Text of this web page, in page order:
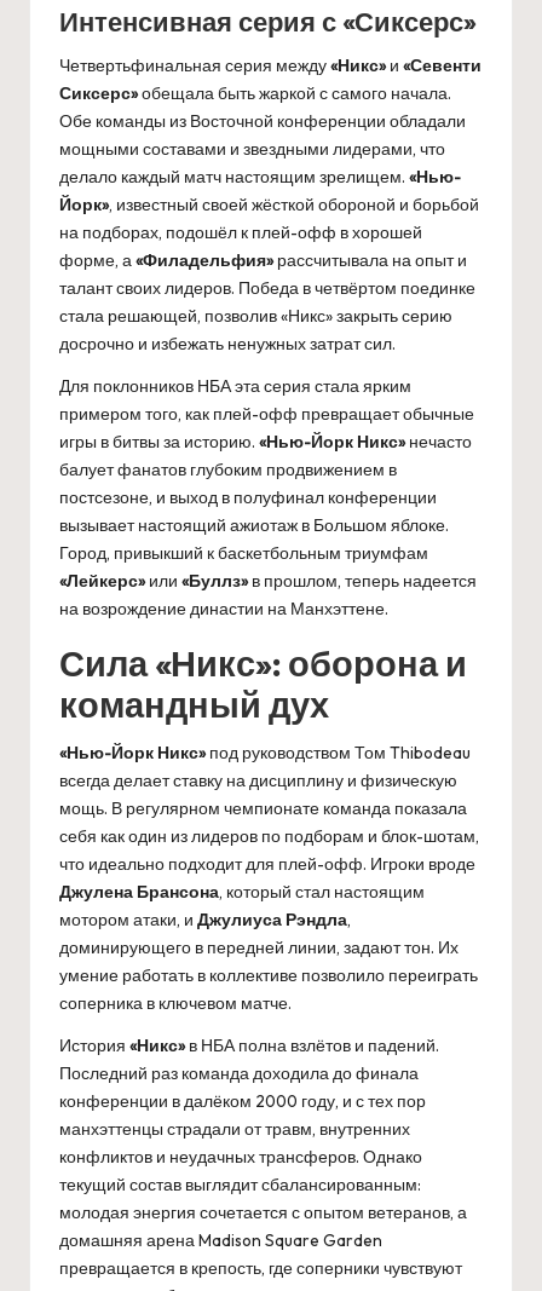
Интенсивная серия с «Сиксерс»
Четвертьфинальная серия между«Никс»и «Севенти
Сиксерс»обещала быть жаркой с самого начала.
Обе команды из Восточной конференции обладали
мощными составами и звездными лидерами, что
делало каждый матч настоящим зрелищем. «Нью-
Йорк», известный своей жёсткой обороной и борьбой
на подборах, подошёл к плей-офф в хорошей
форме, а«Филадельфия»рассчитывала на опыт и
талант своих лидеров. Победа в четвёртом поединке
стала решающей, позволив «Никс» закрыть серию
досрочно и избежать ненужных затрат сил.
Для поклонников НБА эта серия стала ярким
примером того, как плей-офф превращает обычные
игры в битвы за историю. «Нью-Йорк Никс»нечасто
балует фанатов глубоким продвижением в
постсезоне, и выход в полуфинал конференции
вызывает настоящий ажиотаж в Большом яблоке.
Город, привыкший к баскетбольным триумфам
«Лейкерс»или «Буллз»в прошлом, теперь надеется
на возрождение династии на Манхэттене.
Сила «Никс»: оборона и
командный дух
«Нью-Йорк Никс»под руководством Том Thibodeau
всегда делает ставку на дисциплину и физическую
мощь. В регулярном чемпионате команда показала
себя как один из лидеров по подборам и блок-шотам,
что идеально подходит для плей-офф. Игроки вроде
Джулена Брансона, который стал настоящим
мотором атаки, и Джулиуса Рэндла,
доминирующего в передней линии, задают тон. Их
умение работать в коллективе позволило переиграть
соперника в ключевом матче.
История «Никс»в НБА полна взлётов и падений.
Последний раз команда доходила до финала
конференции в далёком 2000 году, и с тех пор
манхэттенцы страдали от травм, внутренних
конфликтов и неудачных трансферов. Однако
текущий состав выглядит сбалансированным:
молодая энергия сочетается с опытом ветеранов, а
домашняя арена Madison Square Garden
превращается в крепость, где соперники чувствуют